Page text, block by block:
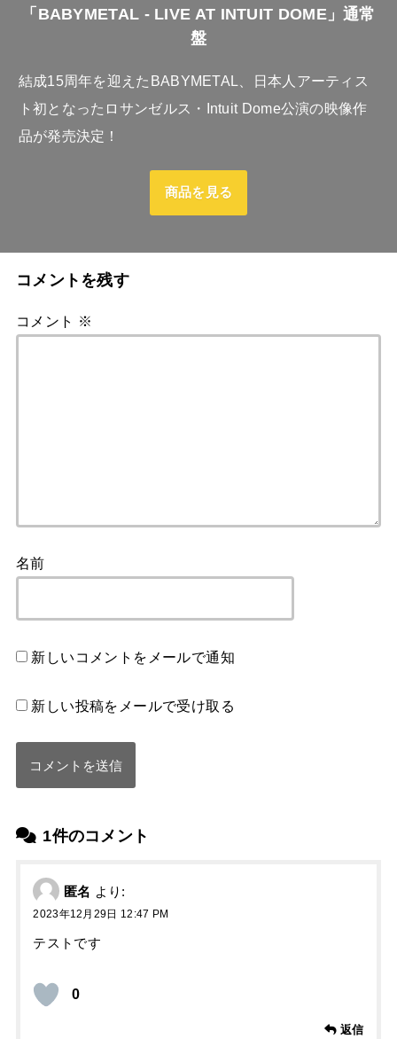
「BABYMETAL - LIVE AT INTUIT DOME」通常
盤
結成15周年を迎えたBABYMETAL、日本人アーティス
ト初となったロサンゼルス・Intuit Dome公演の映像作
品が発売決定！
商品を見る
1件のコメント
匿名 より:
2023年12月29日 12:47 PM
テストです
0
返信
コメントを残す
コメント ※
名前
新しいコメントをメールで通知
新しい投稿をメールで受け取る